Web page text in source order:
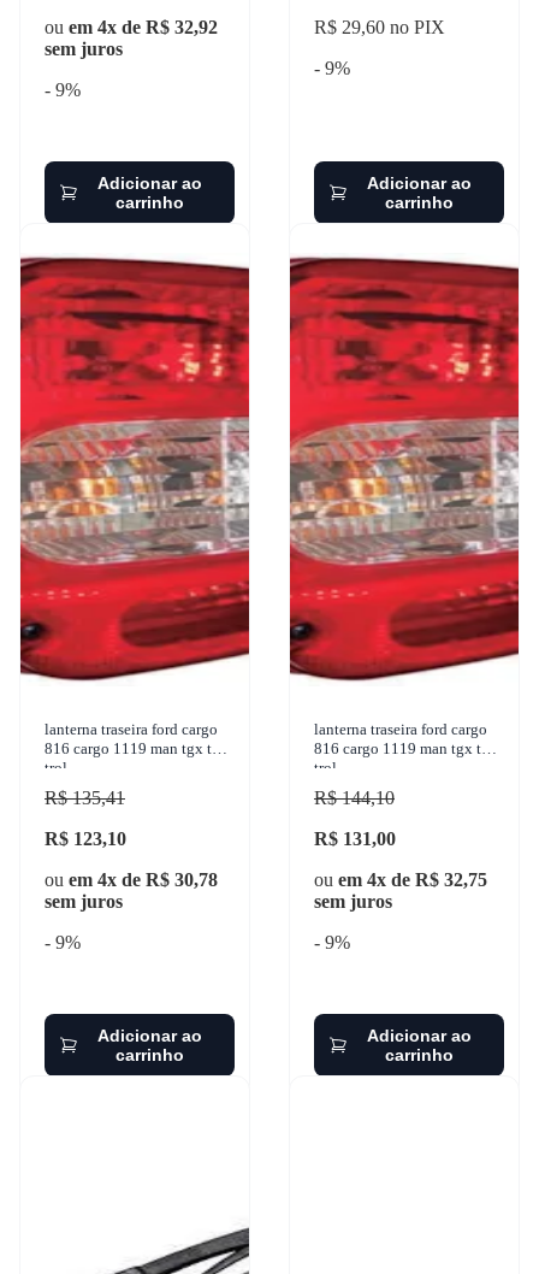
ou em 4x de R$ 32,92
sem juros
- 9%
Adicionar ao
carrinho
R$ 29,60 no PIX
- 9%
Adicionar ao
carrinho
lanterna traseira ford cargo
816 cargo 1119 man tgx tgm
trol
R$ 135,41
R$ 123,10
ou em 4x de R$ 30,78
sem juros
- 9%
Adicionar ao
carrinho
lanterna traseira ford cargo
816 cargo 1119 man tgx tgm
trol
R$ 144,10
R$ 131,00
ou em 4x de R$ 32,75
sem juros
- 9%
Adicionar ao
carrinho